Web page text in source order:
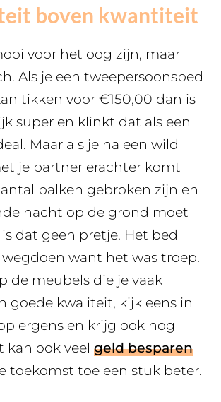
boven kwantiteit
voor het oog zijn, maar
Als je een tweepersoonsbed
tikken voor €150,00 dan is
super en klinkt dat als een
Maar als je na een wild
je partner erachter komt
balken gebroken zijn en
nacht op de grond moet
dat geen pretje. Het bed
want het was troep.
de meubels die je vaak
goede kwaliteit, kijk eens in
ergens en krijg ook nog
kan ook veel geld besparen
toekomst toe een stuk beter.